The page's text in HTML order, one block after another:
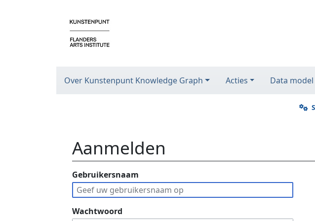
Over Kunstenpunt Knowledge Graph Acties Data model
Aanmelden
Ga naar:navigatie,
Gebruikersnaam
Wachtwoord